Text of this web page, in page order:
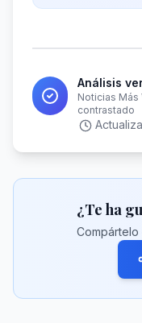
Análisis
Noticias
contrastado
¿Te ha
Compártelo